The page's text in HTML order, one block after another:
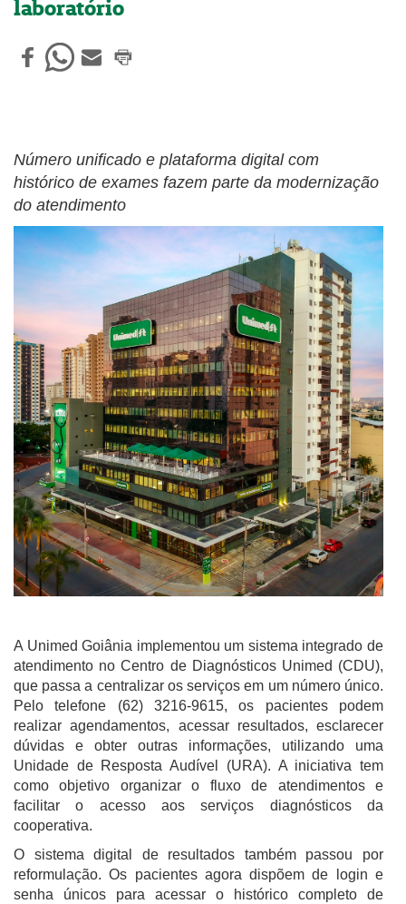
ANS
laboratório
Número unificado e plataforma digital com
histórico de exames fazem parte da modernização
do atendimento
A Unimed Goiânia implementou um sistema integrado de
atendimento no Centro de Diagnósticos Unimed (CDU),
que passa a centralizar os serviços em um número único.
Pelo telefone (62) 3216-9615, os pacientes podem
realizar agendamentos, acessar resultados, esclarecer
dúvidas e obter outras informações, utilizando uma
Unidade de Resposta Audível (URA). A iniciativa tem
como objetivo organizar o fluxo de atendimentos e
facilitar o acesso aos serviços diagnósticos da
cooperativa.
O sistema digital de resultados também passou por
reformulação. Os pacientes agora dispõem de login e
senha únicos para acessar o histórico completo de